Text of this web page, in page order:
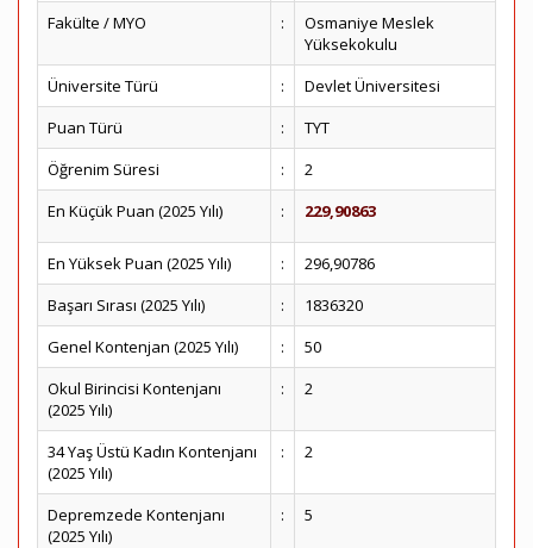
Fakülte / MYO
:
Osmaniye Meslek
Yüksekokulu
Üniversite Türü
:
Devlet Üniversitesi
Puan Türü
:
TYT
Öğrenim Süresi
:
2
En Küçük Puan (2025 Yılı)
: 229,90863
En Yüksek Puan (2025 Yılı) :
296,90786
Başarı Sırası (2025 Yılı)
:
1836320
Genel Kontenjan (2025 Yılı)
:
50
Okul Birincisi Kontenjanı
(2025 Yılı)
: 2
34 Yaş Üstü Kadın Kontenjanı
(2025 Yılı)
: 2
Depremzede Kontenjanı
(2025 Yılı)
: 5